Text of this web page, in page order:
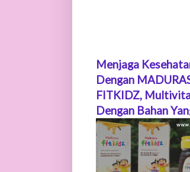
Menjaga
Dengan
FITKIDZ,
Dengan Bahan